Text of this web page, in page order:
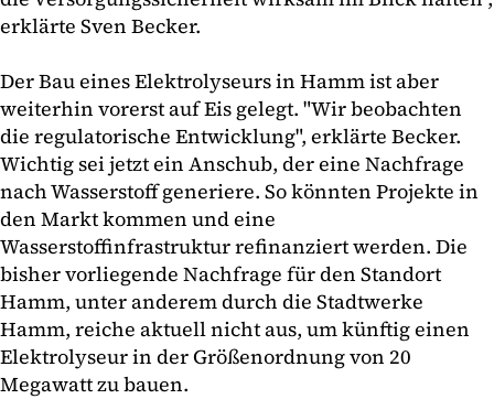
erklärte Sven Becker.
Der Bau eines Elektrolyseurs in Hamm ist aber
weiterhin vorerst auf Eis gelegt. "Wir beobachten
die regulatorische Entwicklung", erklärte Becker.
Wichtig sei jetzt ein Anschub, der eine Nachfrage
nach Wasserstoff generiere. So könnten Projekte in
den Markt kommen und eine
Wasserstoffinfrastruktur refinanziert werden. Die
bisher vorliegende Nachfrage für den Standort
Hamm, unter anderem durch die Stadtwerke
Hamm, reiche aktuell nicht aus, um künftig einen
Elektrolyseur in der Größenordnung von 20
Megawatt zu bauen.